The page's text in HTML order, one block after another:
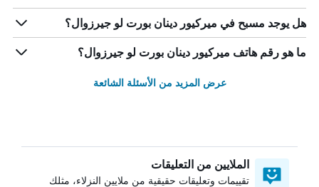
هل يوجد مسبح في ميركيور دينان بورت لو جيرزوال؟
ما هو رقم هاتف ميركيور دينان بورت لو جيرزوال؟
عرض المزيد من الأسئلة الشائعة
الملايين من التعليقات
تقييمات وتعليقات حقيقية من ملايين النزلاء، مثلك